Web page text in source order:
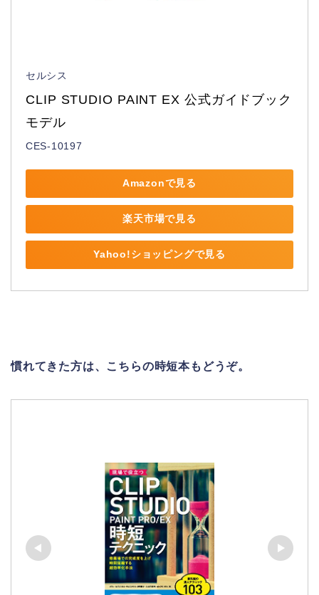
セルシス
CLIP STUDIO PAINT EX 公式ガイドブック
モデル
CES-10197
Amazonで見る
楽天市場で見る
Yahoo!ショッピングで見る
慣れてきた方は、こちらの時短本もどうぞ。